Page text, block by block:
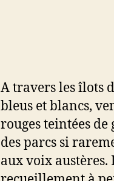
A travers les îlots
bleus et blancs,
rouges teintées de
des parcs si
aux voix austères.